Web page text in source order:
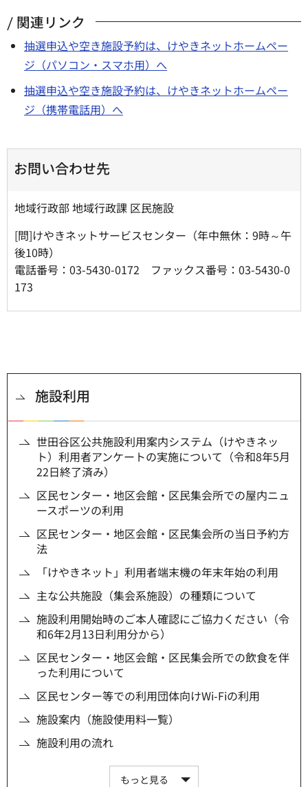
関連リンク
抽選申込や空き施設予約は、けやきネットホームペー
ジ（パソコン・スマホ用）へ
抽選申込や空き施設予約は、けやきネットホームペー
ジ（携帯電話用）へ
お問い合わせ先
地域行政部 地域行政課 区民施設
[問]けやきネットサービスセンター（年中無休：9時～午
後10時）
電話番号：03-5430-0172 ファックス番号：03-5430-0
173
施設利用
世田谷区公共施設利用案内システム（けやきネッ
ト）利用者アンケートの実施について（令和8年5月
22日終了済み）
区民センター・地区会館・区民集会所での屋内ニュ
ースポーツの利用
区民センター・地区会館・区民集会所の当日予約方
法
「けやきネット」利用者端末機の年末年始の利用
主な公共施設（集会系施設）の種類について
施設利用開始時のご本人確認にご協力ください（令
和6年2月13日利用分から）
区民センター・地区会館・区民集会所での飲食を伴
った利用について
区民センター等での利用団体向けWi-Fiの利用
施設案内（施設使用料一覧）
施設利用の流れ
もっと見る